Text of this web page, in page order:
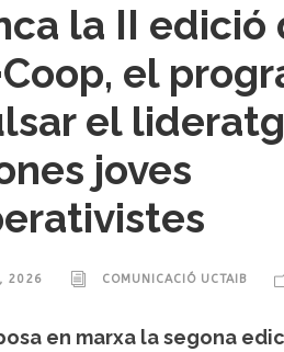
la II edició
el
el
joves
2026 COMUNICACIÓ UCTAIB
en marxa la segona